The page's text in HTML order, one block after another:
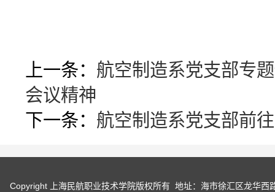
上一条： 航空制造系党支部专
会议精神
下一条： 航空制造系党支部前
Copyright 上海民航职业技术学院版权所有 地址：海市徐汇区龙华